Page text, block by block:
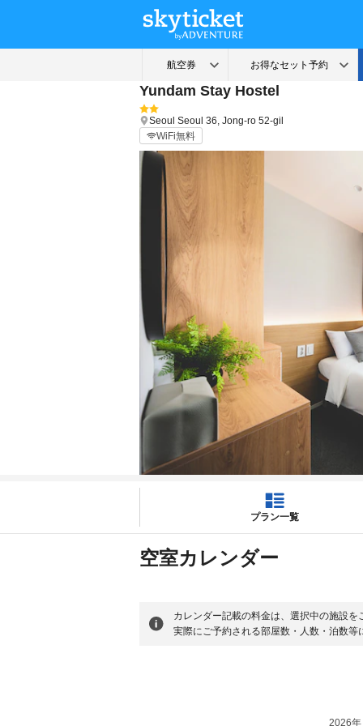
Yundam Stay Hostel
Seoul Seoul 36, Jong-ro 52-gil
WiFi無料
プラン一覧
空室カレンダー
カレンダー記載の料金は、選択中の施設を
実際にご予約される部屋数・人数・泊数
2026年